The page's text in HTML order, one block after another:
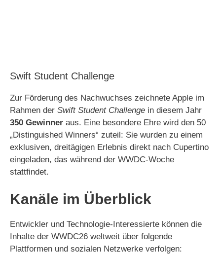
Swift Student Challenge
Zur Förderung des Nachwuchses zeichnete Apple im
Rahmen der Swift Student Challenge in diesem Jahr
350 Gewinner aus. Eine besondere Ehre wird den 50
„Distinguished Winners“ zuteil: Sie wurden zu einem
exklusiven, dreitägigen Erlebnis direkt nach Cupertino
eingeladen, das während der WWDC-Woche
stattfindet.
Kanäle im Überblick
Entwickler und Technologie-Interessierte können die
Inhalte der WWDC26 weltweit über folgende
Plattformen und sozialen Netzwerke verfolgen: